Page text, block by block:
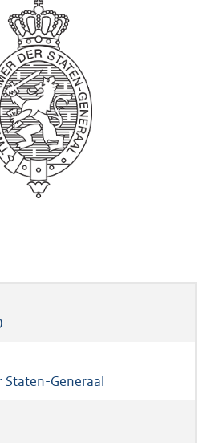
Staten-Generaal